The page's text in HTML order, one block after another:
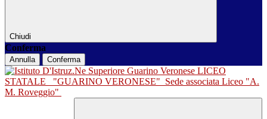
Chiudi
Conferma
Annulla Conferma
LICEO
STATALE
"GUARINO VERONESE" Sede associata Liceo "A.
M. Roveggio"